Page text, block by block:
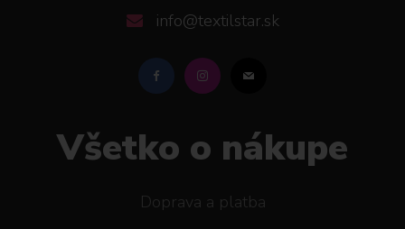
info@textilstar.sk
Všetko o nákupe
Doprava a platba